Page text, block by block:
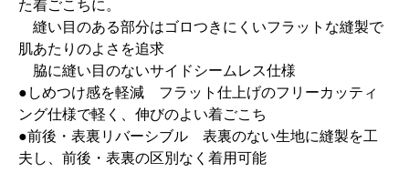
た着ごこちに。
縫い目のある部分はゴロつきにくいフラットな縫製で
肌あたりのよさを追求
脇に縫い目のないサイドシームレス仕様
●しめつけ感を軽減 フラット仕上げのフリーカッティ
ング仕様で軽く、伸びのよい着ごこち
●前後・表裏リバーシブル 表裏のない生地に縫製を工
夫し、前後・表裏の区別なく着用可能